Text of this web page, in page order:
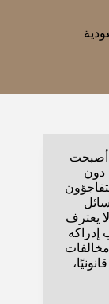
أصبحت
دون
يعترف
إدراكه